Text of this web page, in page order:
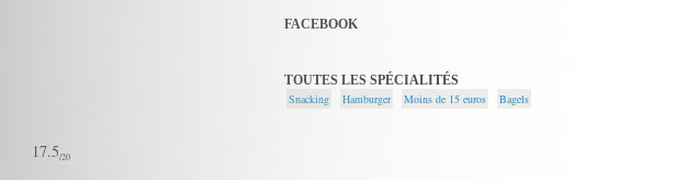
17.5/20
FACEBOOK
TOUTES LES SPÉCIALITÉS
Snacking
Hamburger Moins de 15 euros Bagels